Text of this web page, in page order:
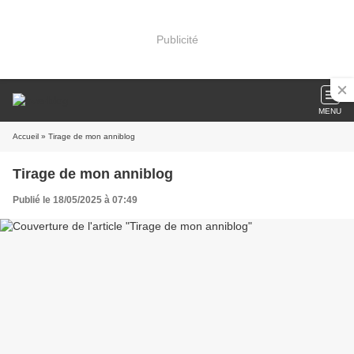
Publicité
MENU
Accueil » Tirage de mon anniblog
Tirage de mon anniblog
Publié le 18/05/2025 à 07:49